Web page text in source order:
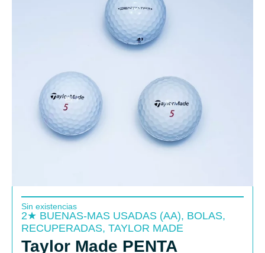
Sin existencias
2★ BUENAS-MAS USADAS (AA), BOLAS,
RECUPERADAS, TAYLOR MADE
Taylor Made PENTA